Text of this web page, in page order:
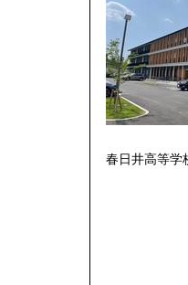
春日井高等学